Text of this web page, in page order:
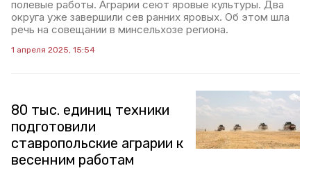
полевые работы. Аграрии сеют яровые культуры. Два
округа уже завершили сев ранних яровых. Об этом шла
речь на совещании в минсельхозе региона.
1 апреля 2025, 15:54
80 тыс. единиц техники
подготовили
ставропольские аграрии к
весенним работам